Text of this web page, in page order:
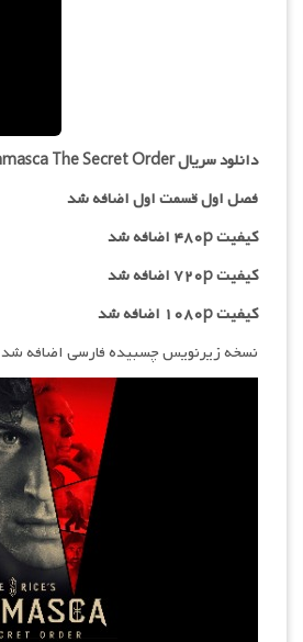
دانلود سریال Talamasca The Secret Order با لینک مستقیم
فصل اول قسمت اول اضافه شد
کیفیت ۴۸۰p اضافه شد
کیفیت ۷۲۰p
اضافه شد
کیفیت ۱۰۸۰p اضافه شد
نسخه زیرنویس چسبیده فارسی اضافه شد